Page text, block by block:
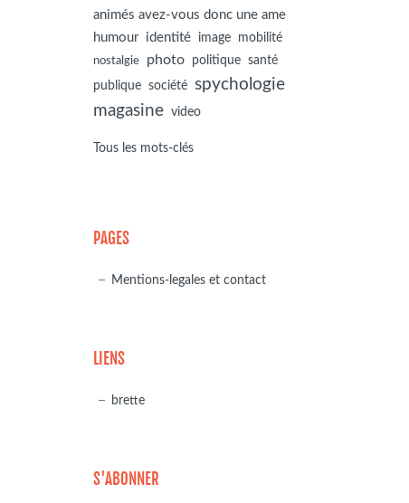
animés avez-vous donc une ame
humour identité image mobilité
nostalgie photo politique santé
publique société spychologie
magasine video
Tous les mots-clés
PAGES
Mentions-legales et contact
LIENS
brette
S'ABONNER